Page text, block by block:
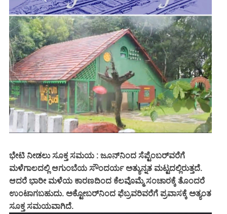
ಭೇಟಿ ನೀಡಲು ಸೂಕ್ತ ಸಮಯ : ಜೂನ್‌ನಿಂದ ಸೆಪ್ಟೆಂಬರ್‌ವರೆಗೆ
ಮಳೆಗಾಲದಲ್ಲಿ ಆಗುಂಬೆಯ ಸೌಂದರ್ಯ ಅತ್ಯುನ್ನತ ಮಟ್ಟದಲ್ಲಿರುತ್ತದೆ.
ಆದರೆ ಭಾರೀ ಮಳೆಯ ಕಾರಣದಿಂದ ಕೆಲವೊಮ್ಮೆ ಸಂಚಾರಕ್ಕೆ ತೊಂದರೆ
ಉಂಟಾಗಬಹುದು. ಅಕ್ಟೋಬರ್‌ನಿಂದ ಫೆಬ್ರವರಿವರೆಗೆ ಪ್ರವಾಸಕ್ಕೆ ಅತ್ಯಂತ
ಸೂಕ್ತ ಸಮಯವಾಗಿದೆ.